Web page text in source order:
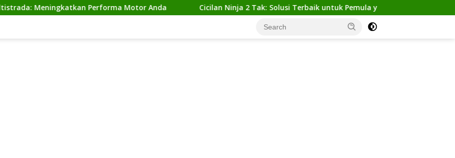
Performa Motor Anda Cicilan Ninja 2 Tak: Solusi Terbaik untuk Pemula yang Ingin Tampil Gagah